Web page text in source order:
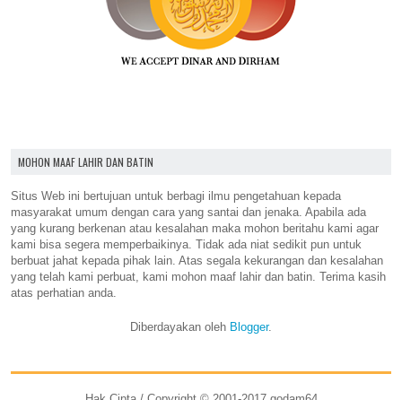
MOHON MAAF LAHIR DAN BATIN
Situs Web ini bertujuan untuk berbagi ilmu pengetahuan kepada
masyarakat umum dengan cara yang santai dan jenaka. Apabila ada
yang kurang berkenan atau kesalahan maka mohon beritahu kami agar
kami bisa segera memperbaikinya. Tidak ada niat sedikit pun untuk
berbuat jahat kepada pihak lain. Atas segala kekurangan dan kesalahan
yang telah kami perbuat, kami mohon maaf lahir dan batin. Terima kasih
atas perhatian anda.
Diberdayakan oleh Blogger.